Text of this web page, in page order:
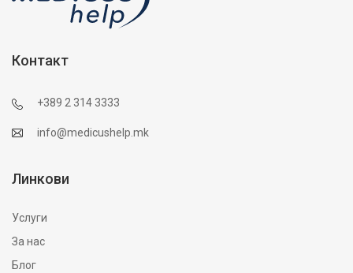
Контакт
+389 2 314 3333
info@medicushelp.mk
Линкови
Услуги
За нас
Блог